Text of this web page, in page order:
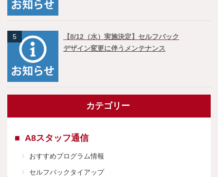
5
【8/12（水）実施決定】セルフバック
デザイン変更に伴うメンテナンス
カテゴリー
A8スタッフ通信
おすすめプログラム情報
セルフバックタイアップ